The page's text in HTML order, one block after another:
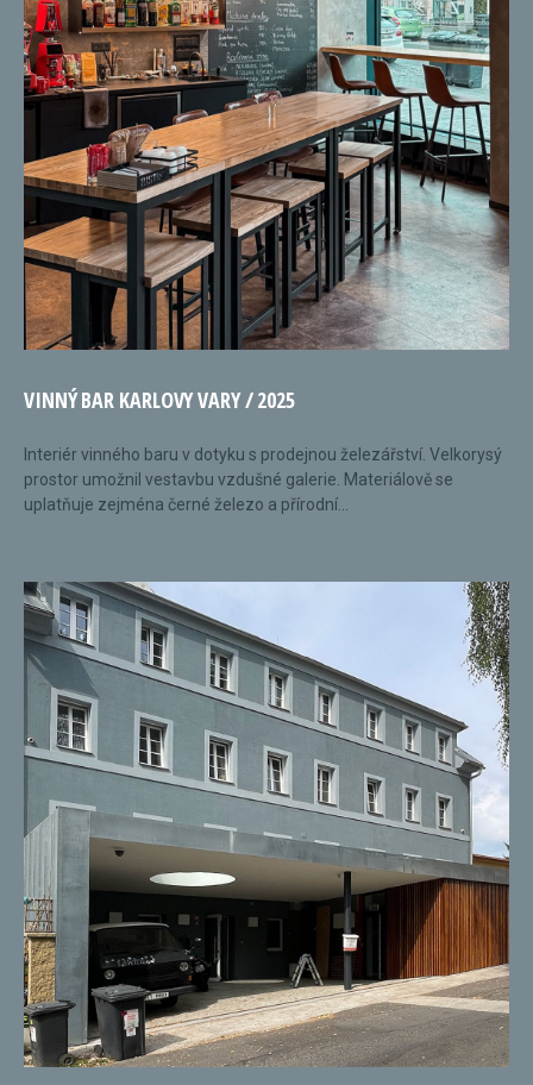
VINNÝ BAR KARLOVY VARY / 2025
Interiér vinného baru v dotyku s prodejnou železářství. Velkorysý
prostor umožnil vestavbu vzdušné galerie. Materiálově se
uplatňuje zejména černé železo a přírodní...